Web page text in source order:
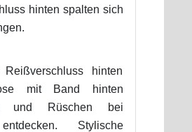
hinten spalten sich
hinten
mit Band hinten
und Rüschen bei
Stylische